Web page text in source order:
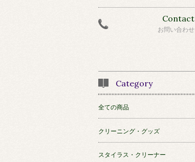
Contact
お問い合わせ
Category
全ての商品
クリーニング・グッズ
スタイラス・クリーナー